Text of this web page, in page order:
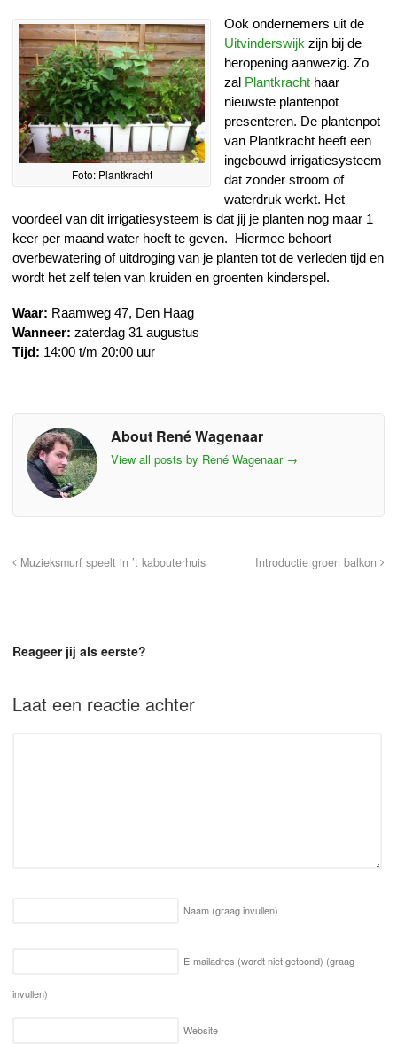
Foto: Plantkracht
Ook ondernemers uit de
Uitvinderswijk zijn bij de
heropening aanwezig. Zo
zal Plantkracht haar
nieuwste plantenpot
presenteren. De plantenpot
van Plantkracht heeft een
ingebouwd irrigatiesysteem
dat zonder stroom of
waterdruk werkt. Het
voordeel van dit irrigatiesysteem is dat jij je planten nog maar 1
keer per maand water hoeft te geven. Hiermee behoort
overbewatering of uitdroging van je planten tot de verleden tijd en
wordt het zelf telen van kruiden en groenten kinderspel.
Waar: Raamweg 47, Den Haag
Wanneer: zaterdag 31 augustus
Tijd: 14:00 t/m 20:00 uur
About René Wagenaar
View all posts by René Wagenaar →
Muzieksmurf speelt in ’t kabouterhuis Introductie groen balkon
Reageer jij als eerste?
Laat een reactie achter
Naam (graag invullen)
E-mailadres (wordt niet getoond) (graag
invullen)
Website